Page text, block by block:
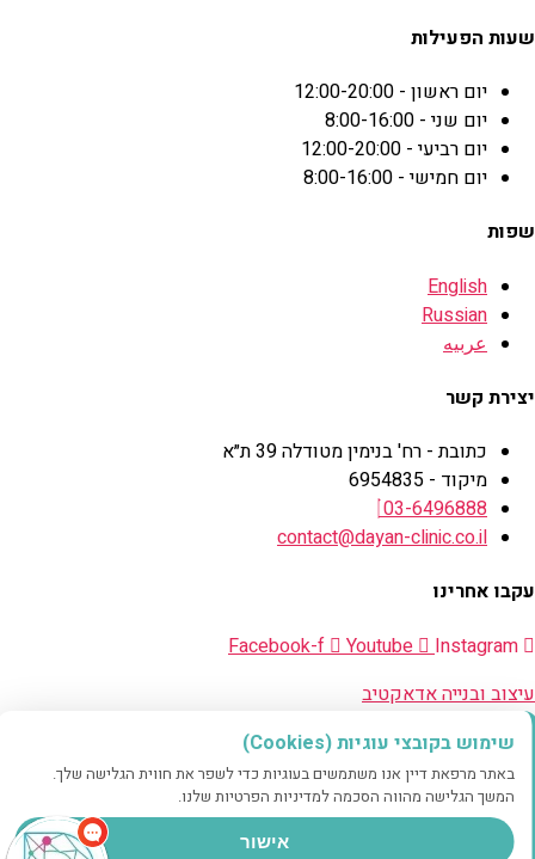
שעות הפעילות
יום ראשון - 12:00-20:00
יום שני - 8:00-16:00
יום רביעי - 12:00-20:00
יום חמישי - 8:00-16:00
שפות
English
Russian
عربيه
יצירת קשר
כתובת - רח' בנימין מטודלה 39 ת״א
מיקוד - 6954835
03-6496888
contact@dayan-clinic.co.il
עקבו אחרינו
Facebook-f
Youtube
Instagram
עיצוב ובנייה אדאקטיב
שימוש בקובצי עוגיות (Cookies)
באתר מרפאת דיין אנו משתמשים בעוגיות כדי לשפר את חווית הגלישה שלך.
המשך הגלישה מהווה הסכמה למדיניות הפרטיות שלנו.
אישור
נגישות
שחור לבן חדות כהה חדות בהירה הפסק הבהובים
פונט קריא
הדגש קישורים